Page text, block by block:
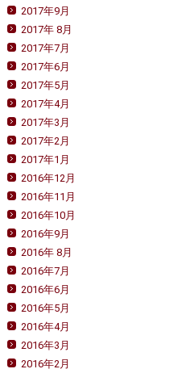
2017年9月
2017年 8月
2017年7月
2017年6月
2017年5月
2017年4月
2017年3月
2017年2月
2017年1月
2016年12月
2016年11月
2016年10月
2016年9月
2016年 8月
2016年7月
2016年6月
2016年5月
2016年4月
2016年3月
2016年2月